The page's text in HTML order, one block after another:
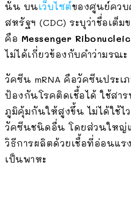
นั้น บนเว็บไซต์ของศูนย์คว
สหรัฐฯ (CDC) ระบุว่าชื่อเต็ม
คือ Messenger
ไม่ได้เกี่ยวข้องกับคำว่ามรณะ
วัคซีน mRNA คือวัคซีนประเ
ป้องกันโรคติดเชื้อได้ ใช้สา
ภูมิคุ้มกันให้สูงขึ้น ไม่ได้ใช้ไ
วัคซีนชนิดอื่น โดยส่วนใหญ่
วิธีการผลิตด้วยเชื้อที่อ่อนแร
เป็นพาหะ